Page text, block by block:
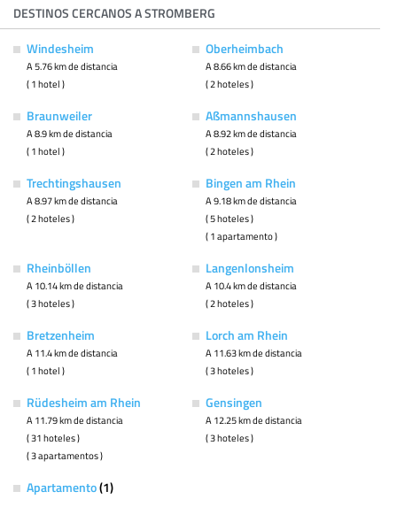
DESTINOS CERCANOS A STROMBERG
Windesheim
A 5.76 km de distancia
( 1 hotel )
Oberheimbach
A 8.66 km de distancia
( 2 hoteles )
Braunweiler
A 8.9 km de distancia
( 1 hotel )
Aßmannshausen
A 8.92 km de distancia
( 2 hoteles )
Trechtingshausen
A 8.97 km de distancia
( 2 hoteles )
Bingen am Rhein
A 9.18 km de distancia
( 5 hoteles )
( 1 apartamento )
Rheinböllen
A 10.14 km de distancia
( 3 hoteles )
Langenlonsheim
A 10.4 km de distancia
( 2 hoteles )
Bretzenheim
A 11.4 km de distancia
( 1 hotel )
Lorch am Rhein
A 11.63 km de distancia
( 3 hoteles )
Rüdesheim am Rhein
A 11.79 km de distancia
( 31 hoteles )
( 3 apartamentos )
Gensingen
A 12.25 km de distancia
( 3 hoteles )
Apartamento(1)